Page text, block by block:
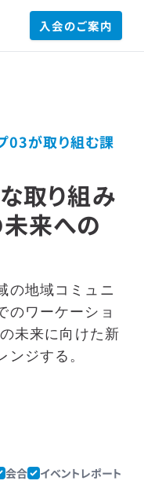
入会のご案内
03が取り組む課
取り組み
来への
の地域コミュニ
のワーケーショ
未来に向けた新
ジする。
会合 イベントレポート